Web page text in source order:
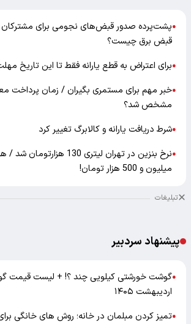
●پشت‌پرده صدور قبض‌های نجومی برای
قبض برق چیست؟
●برای اعتراض به قطع یارانه فقط تا این تاریخ
●خبر مهم برای مستمری بگیران / زمان پرداخت
مشخص شد؟
●شرط دریافت یارانه و کالابرگ تغییر کرد
●
میلیون و 500 هزار تومان!
تبلیغات
پیشنهاد سردبیر
●
اردیبهشت ۱۴۰۵
●تمیز کردن مبلمان در خانه؛ روش های خانگی